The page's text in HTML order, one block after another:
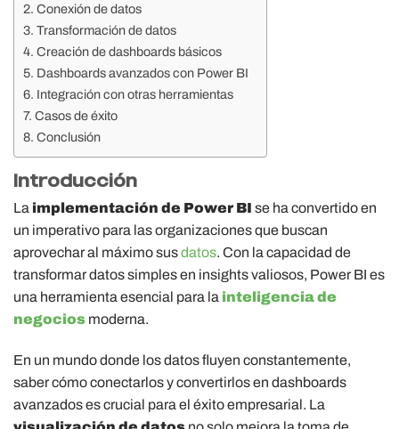
Conexión de datos
Transformación de datos
Creación de dashboards básicos
Dashboards avanzados con Power BI
Integración con otras herramientas
Casos de éxito
Conclusión
Introducción
La implementación de Power BI se ha convertido en
un imperativo para las organizaciones que buscan
aprovechar al máximo susdatos. Con la capacidad de
transformar datos simples en insights valiosos, Power BI es
una herramienta esencial para la inteligencia de
negocios moderna.
En un mundo donde los datos fluyen constantemente,
saber cómo conectarlos y convertirlos en dashboards
avanzados es crucial para el éxito empresarial. La